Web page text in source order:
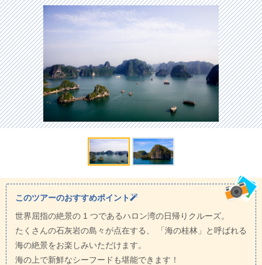
このツアーのおすすめポイント
世界屈指の絶景の 1 つであるハロン湾の日帰りクルーズ。
たくさんの石灰岩の島々が点在する、 「海の桂林」と呼ばれる
海の絶景をお楽しみいただけます。
海の上で新鮮なシーフードも堪能できます！